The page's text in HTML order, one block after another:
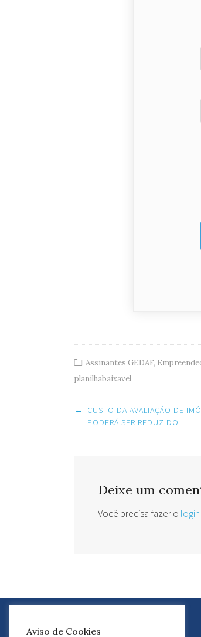
Assinantes GEDAF,
planilhabaixavel
Post
navigation
←
CUSTO DA AVALIAÇÃO DE
PODERÁ SER REDUZIDO
Deixe um
Você precisa fazer o login
Aviso de Cookies